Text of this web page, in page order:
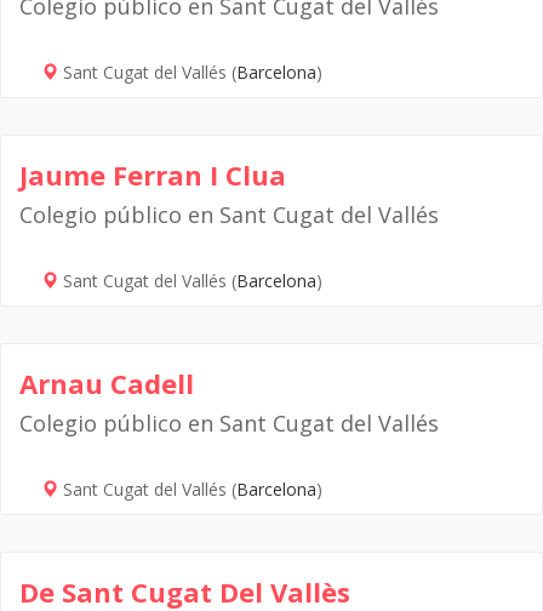
Colegio público en Sant Cugat del Vallés
Sant Cugat del Vallés (Barcelona)
Jaume Ferran I Clua
Colegio público en Sant Cugat del Vallés
Sant Cugat del Vallés (Barcelona)
Arnau Cadell
Colegio público en Sant Cugat del Vallés
Sant Cugat del Vallés (Barcelona)
De Sant Cugat Del Vallès